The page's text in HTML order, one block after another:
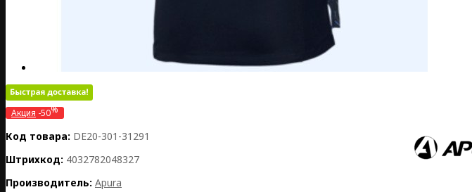
Акция -50%
Код товара: DE20-301-31291
Штрихкод: 4032782048327
Производитель: Apura